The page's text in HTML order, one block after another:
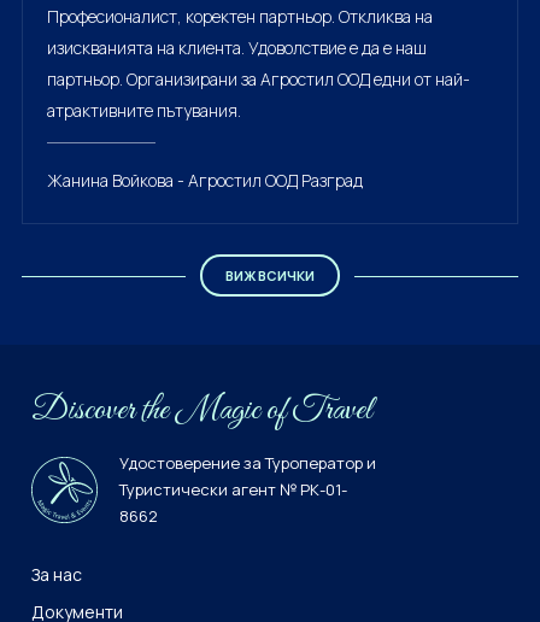
Професионалист, коректен партньор. Откликва на
изискванията на клиента. Удоволствие е да е наш
партньор. Организирани за Агростил ООД едни от най-
атрактивните пътувания.
Жанина Войкова - Агростил ООД Разград
ВИЖ ВСИЧКИ
Discover the Мagiс of Travel
Удостоверение за Туроператор и
Туристически агент № РК-01-
8662
За нас
Документи